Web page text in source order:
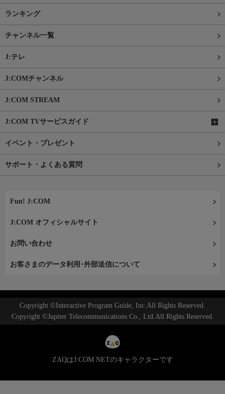
ランキング
チャンネル一覧
J:テレ
J:COMチャンネル
J:COM STREAM
J:COM TVサービスガイド
イベント・プレゼント
サポート・よくある質問
Fun! J:COM
J:COM オフィシャルサイト
お問い合わせ
お客さまのデータ利用･外部送信について
Copyright ©Interactive Program Guide, Inc.All Rights Reserved.
Copyright ©Jupiter Telecommunications Co., Ltd.All Rights Reserved.
ZAQはJ:COM NETのキャラクターです